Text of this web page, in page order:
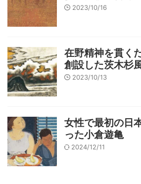
2023/10/16
在野精神を貫く
創設した茨木杉
2023/10/13
女性で最初の日
った小倉遊亀
2024/12/11